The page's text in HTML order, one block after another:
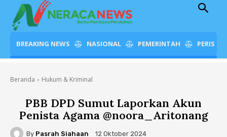
BREAKING NEWS NASIONAL PEMERINTAH
Beranda Hukum & Kriminal
PBB DPD Sumut Laporkan Akun
Penista Agama @noora_Aritonang
By Pasrah Siahaan 12 Oktober 2024